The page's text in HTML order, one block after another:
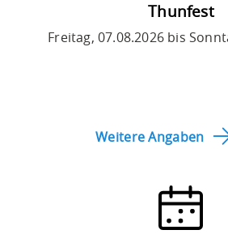
Thunfest
Freitag, 07.08.2026 bis
Weitere Angaben